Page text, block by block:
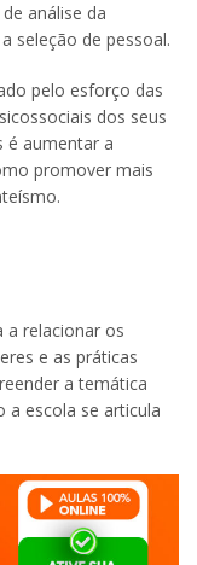
análise da
seleção de pessoal.
pelo esforço das
dos seus
é aumentar a
promover mais
a relacionar os
e as práticas
a temática
a escola se articula